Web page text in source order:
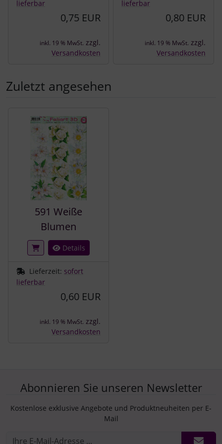
lieferbar
0,75 EUR
inkl. 19 % MwSt. zzgl.
Versandkosten
lieferbar
0,80 EUR
inkl. 19 % MwSt. zzgl.
Versandkosten
Zuletzt angesehen
591 Weiße
Blumen
Details
Lieferzeit: sofort
lieferbar
0,60 EUR
inkl. 19 % MwSt. zzgl.
Versandkosten
Abonnieren Sie unseren Newsletter
Kostenlose exklusive Angebote und Produktneuheiten per E-
Mail